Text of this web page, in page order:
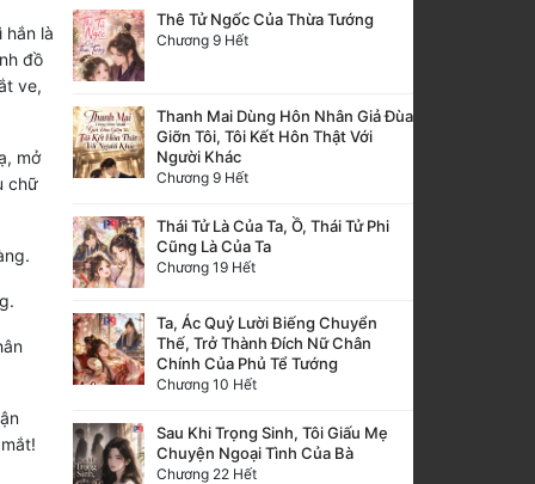
hắn là
đồ
ve,
mở
chữ
Thê Tử Ngốc Của Thừa Tướng
Chương 9 Hết
Thanh Mai Dùng Hôn Nhân Giả Đùa
Giỡn Tôi, Tôi Kết Hôn Thật Với
Người Khác
Chương 9 Hết
Thái Tử Là Của Ta, Ồ, Thái Tử Phi
Cũng Là Của Ta
Chương 19 Hết
Ta, Ác Quỷ Lười Biếng Chuyển
Thế, Trở Thành Đích Nữ Chân
Chính Của Phủ Tể Tướng
Chương 10 Hết
Sau Khi Trọng Sinh, Tôi Giấu Mẹ
Chuyện Ngoại Tình Của Bà
Chương 22 Hết